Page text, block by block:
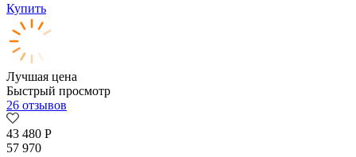
Купить
Лучшая цена
Быстрый просмотр
26 отзывов
43 480 Р
57 970